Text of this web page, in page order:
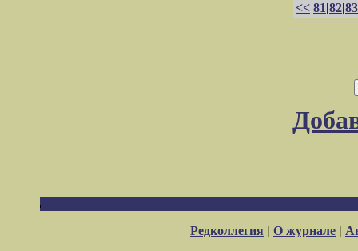
<< 81|82|83
Редколлегия | О журнале |